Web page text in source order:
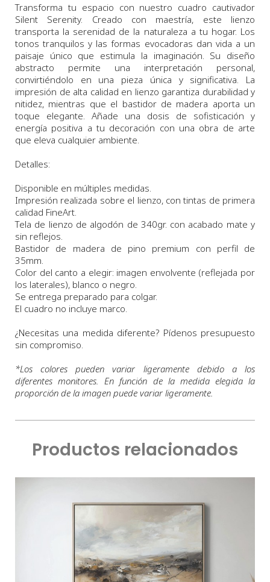
Transforma tu espacio con nuestro cuadro cautivador
Silent Serenity. Creado con maestría, este lienzo
transporta la serenidad de la naturaleza a tu hogar. Los
tonos tranquilos y las formas evocadoras dan vida a un
paisaje único que estimula la imaginación. Su diseño
abstracto permite una interpretación personal,
convirtiéndolo en una pieza única y significativa. La
impresión de alta calidad en lienzo garantiza durabilidad y
nitidez, mientras que el bastidor de madera aporta un
toque elegante. Añade una dosis de sofisticación y
energía positiva a tu decoración con una obra de arte
que eleva cualquier ambiente.
Detalles:
Disponible en múltiples medidas.
Impresión realizada sobre el lienzo, con tintas de primera
calidad FineArt.
Tela de lienzo de algodón de 340gr. con acabado mate y
sin reflejos.
Bastidor de madera de pino premium con perfil de
35mm.
Color del canto a elegir: imagen envolvente (reflejada por
los laterales), blanco o negro.
Se entrega preparado para colgar.
El cuadro no incluye marco.
¿Necesitas una medida diferente? Pídenos presupuesto
sin compromiso.
*Los colores pueden variar ligeramente debido a los
diferentes monitores. En función de la medida elegida la
proporción de la imagen puede variar ligeramente.
Productos relacionados